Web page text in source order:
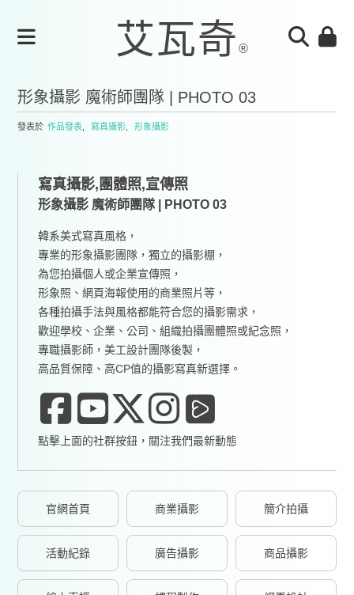
形象攝影 魔術師團隊 | PHOTO 03
發表於 作品發表 寫真攝影 形象攝影
寫真攝影,團體照,宣傳照
形象攝影 魔術師團隊 | PHOTO 03
韓系美式寫真風格，
專業的形象攝影團隊，獨立的攝影棚，
為您拍攝個人或企業宣傳照，
形象照、網頁海報使用的商業照片等，
各種拍攝手法與風格都能符合您的攝影需求，
歡迎學校、企業、公司、組織拍攝團體照或紀念照，
專職攝影師，美工設計團隊後製，
高品質保障、高CP值的攝影寫真新選擇。
點擊上面的社群按鈕，關注我們最新動態
官網首頁 商業攝影 簡介拍攝
活動紀錄 廣告攝影 商品攝影